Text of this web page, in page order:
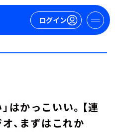
ログイン
はかっこいい。【連
、まずはこれか